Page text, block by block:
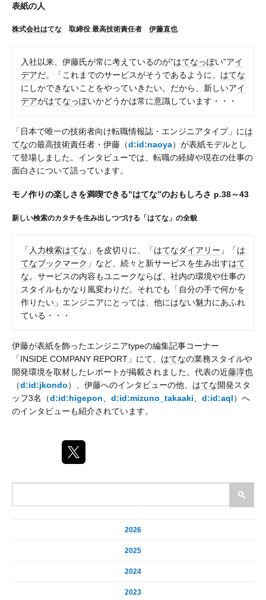
表紙の人
株式会社はてな 取締役 最高技術責任者 伊藤直也
入社以来、伊藤氏が常に考えているのが”はてなっぽい”アイ
デアだ。「これまでのサービスがそうであるように、 はてな
にしかできないことをやっていきたい。だから、新しいアイ
デアがはてなっぽいかどうかは常に意識しています・・・
「日本で唯一の技術者向け転職情報誌・エンジニアタイプ」には
てなの最高技術責任者・伊藤（d:id:naoya）が表紙モデルとし
て登場しました。インタビューでは、転職の経緯や現在の仕事の
面白さについて語っています。
モノ作りの楽しさを満喫できる”はてな”のおもしろさ p.38～43
新しい検索のカタチを生み出しつづける「はてな 」の全貌
「 人力検索はてな 」を皮切りに、「はてなダイアリー 」「は
てなブックマーク 」など、続々と新サービスを生み出すはて
な。サービスの内容もユニークならば、社内の環境や仕事の
スタイルもかなり風変わりだ。それでも「自分の手で何かを
作りたい」エンジニアにとっては、他にはない魅力にあふれ
ている・・・
伊藤が表紙を飾ったエンジニアtypeの編集記事コーナー
「INSIDE COMPANY REPORT」にて、 はてなの業務スタイルや
開発環境を取材したレポートが掲載されました。代表の近藤淳也
（d:id:jkondo）、伊藤へのインタビューの他、 はてな開発スタ
ッフ3名（d:id:higepon d:id:mizuno_takaaki d:id:aql）へ
のインタビューも紹介されています。
2026
2025
2024
2023